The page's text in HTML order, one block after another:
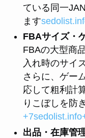
ている同一
ます
FBAサイズ・
FBAの大型商
入れ時のサイ
さらに、ゲー
応して粗利計
りこぼしを防
出品・在庫管